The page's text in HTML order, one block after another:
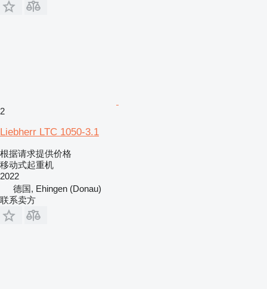
2
Liebherr LTC 1050-3.1
根据请求提供价格
移动式起重机
2022
德国, Ehingen (Donau)
联系卖方